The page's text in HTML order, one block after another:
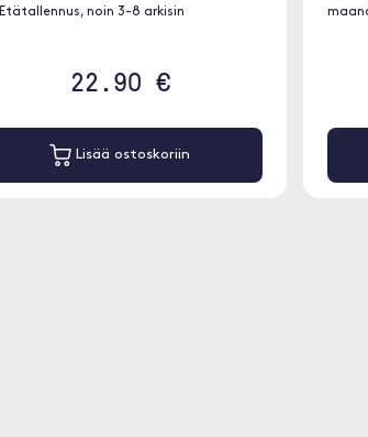
Etätallennus, noin 3-8 arkisin
22.90 €
Lisää ostoskoriin